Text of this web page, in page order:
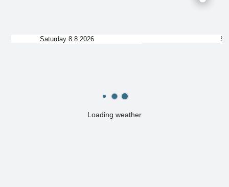
Loading weather
Saturday 8.8.2026